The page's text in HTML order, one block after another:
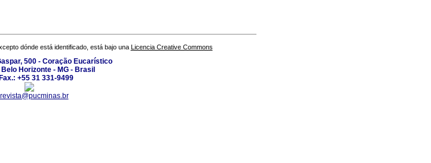
dónde está identificado, está bajo una Licencia Creative Commons
500 - Coração Eucarístico
Horizonte - MG - Brasil
+55 31 331-9499